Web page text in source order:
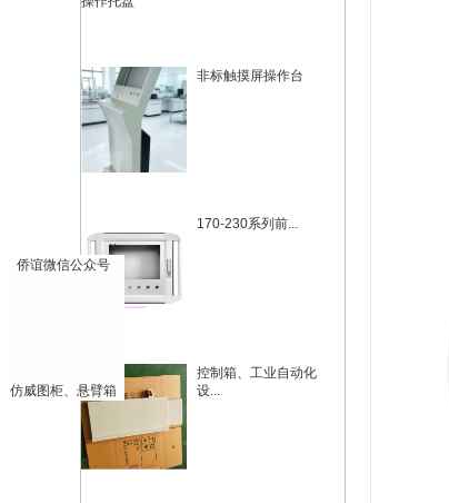
非标触摸屏操作台
170-230系列前...
控制箱、工业自动化
设...
×
侨谊微信公众号
仿威图柜、悬臂箱